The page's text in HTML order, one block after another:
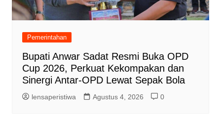
Pemerintahan
Bupati Anwar Sadat Resmi Buka OPD
Cup 2026, Perkuat Kekompakan dan
Sinergi Antar-OPD Lewat Sepak Bola
lensaperistiwa Agustus 4, 2026 0